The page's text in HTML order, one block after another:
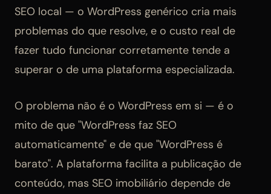
SEO local — o WordPress genérico cria mais
problemas do que resolve, e o custo real de
fazer tudo funcionar corretamente tende a
superar o de uma plataforma especializada.
O problema não é o WordPress em si — é o
mito de que "WordPress faz SEO
automaticamente" e de que "WordPress é
barato". A plataforma facilita a publicação de
conteúdo, mas SEO imobiliário depende de